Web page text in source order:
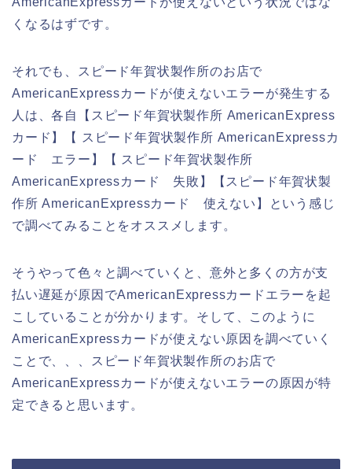
くなるはずです。
それでも、スピード年賀状製作所のお店で
AmericanExpressカードが使えないエラーが発生する
人は、各自【スピード年賀状製作所 AmericanExpress
カード】【 スピード年賀状製作所 AmericanExpressカ
ード エラー】【 スピード年賀状製作所
AmericanExpressカード 失敗】【スピード年賀状製
作所 AmericanExpressカード 使えない】という感じ
で調べてみることをオススメします。
そうやって色々と調べていくと、意外と多くの方が支
払い遅延が原因でAmericanExpressカードエラーを起
こしていることが分かります。そして、このように
AmericanExpressカードが使えない原因を調べていく
ことで、、、スピード年賀状製作所のお店で
AmericanExpressカードが使えないエラーの原因が特
定できると思います。